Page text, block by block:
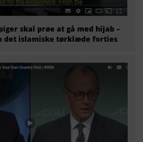
skal prøe at gå med hijab –
det islamiske tørklæde forties